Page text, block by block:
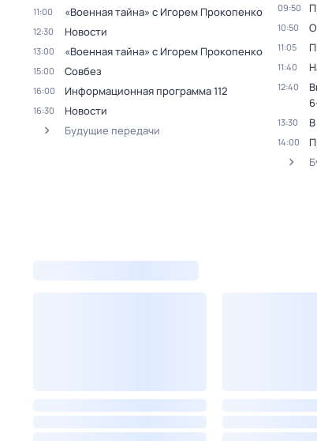
11:00 «Военная тайна» с Игорем Прокопенко
12:30 Новости
13:00 «Военная тайна» с Игорем Прокопенко
15:00 Совбез
16:00 Информационная программа 112
16:30
Новости
Будущие передачи
09:50
10:50
11:05
11:40
12:40
13:30
14:00